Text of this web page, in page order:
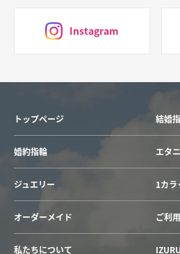
Instagram
トップページ 結婚
婚約指輪 エタ
ジュエリー 1カラ
オーダーメイド ご利
私たちについて